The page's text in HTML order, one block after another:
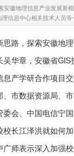
安徽地理信息产业发展新
信息中心相关技术人员
路，探索安徽地
华章，安徽省
产学研合作项目
市数据资源局、
会、中国电信宁
长江泽洪就如何
师表示深入加强